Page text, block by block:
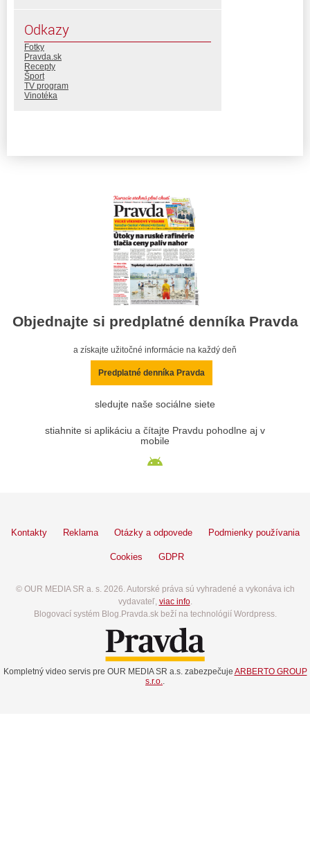
Odkazy
Fotky
Pravda.sk
Recepty
Šport
TV program
Vinotéka
Objednajte si predplatné denníka Pravda
a získajte užitočné informácie na každý deň
Predplatné denníka Pravda
sledujte naše sociálne siete
stiahnite si aplikáciu a čítajte Pravdu pohodlne aj v
mobile
Kontakty Reklama Otázky a odpovede Podmienky používania
Cookies GDPR
© OUR MEDIA SR a. s. 2026. Autorské práva sú vyhradené a vykonáva ich
vydavateľ, viac info.
Blogovací systém Blog.Pravda.sk beží na technológií Wordpress.
Kompletný video servis pre OUR MEDIA SR a.s. zabezpečuje ARBERTO GROUP
s.r.o..